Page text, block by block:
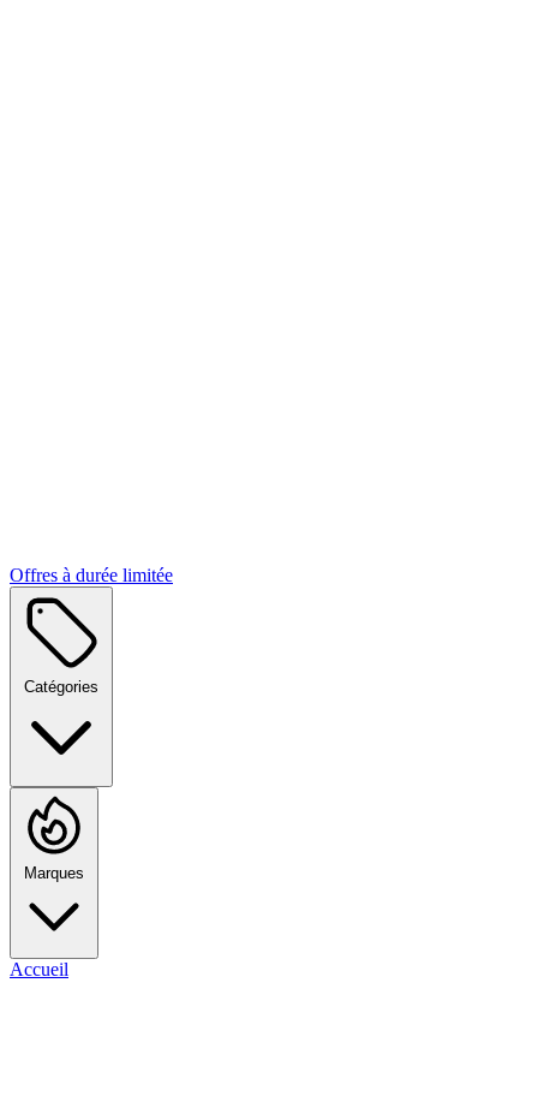
Offres à durée limitée
Catégories
Marques
Accueil